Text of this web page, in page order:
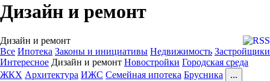
Дизайн и ремонт
Дизайн и ремонт
Все Ипотека Законы и инициативы Недвижимость Застройщики
Интересное Дизайн и ремонт Новостройки Городская среда
ЖКХ Архитектура ИЖС Семейная ипотека Брусника
...